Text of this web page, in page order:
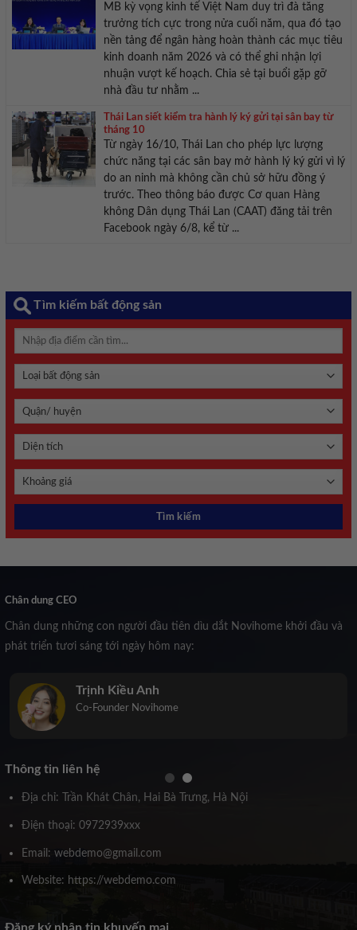
MB kỳ vọng kinh tế Việt Nam duy trì đà tăng
trưởng tích cực trong nửa cuối năm, qua đó tạo
nền tảng để ngân hàng hoàn thành các mục tiêu
kinh doanh năm 2026 và có thể ghi nhận lợi
nhuận vượt kế hoạch. Chia sẻ tại buổi gặp gỡ
nhà đầu tư nhằm ...
Thái Lan siết kiểm tra hành lý ký gửi tại sân bay từ
tháng 10
Từ ngày 16/10, Thái Lan cho phép lực lượng
chức năng tại các sân bay mở hành lý ký gửi vì lý
do an ninh mà không cần chủ sở hữu đồng ý
trước. Theo thông báo được Cơ quan Hàng
không Dân dụng Thái Lan (CAAT) đăng tải trên
Facebook ngày 6/8, kể từ ...
Tìm kiếm bất động sản
Chân dung CEO
Chân dung những con người đầu tiên dìu dắt Novihome khởi đầu và
phát triển tươi sáng tới ngày hôm nay:
Trịnh Kiều Anh
Co-Founder Novihome
Thông tin liên hệ
Địa chỉ: Trần Khát Chân, Hai Bà Trưng, Hà Nội
Điện thoại: 0972939xxx
Email: webdemo@gmail.com
Website: https://webdemo.com